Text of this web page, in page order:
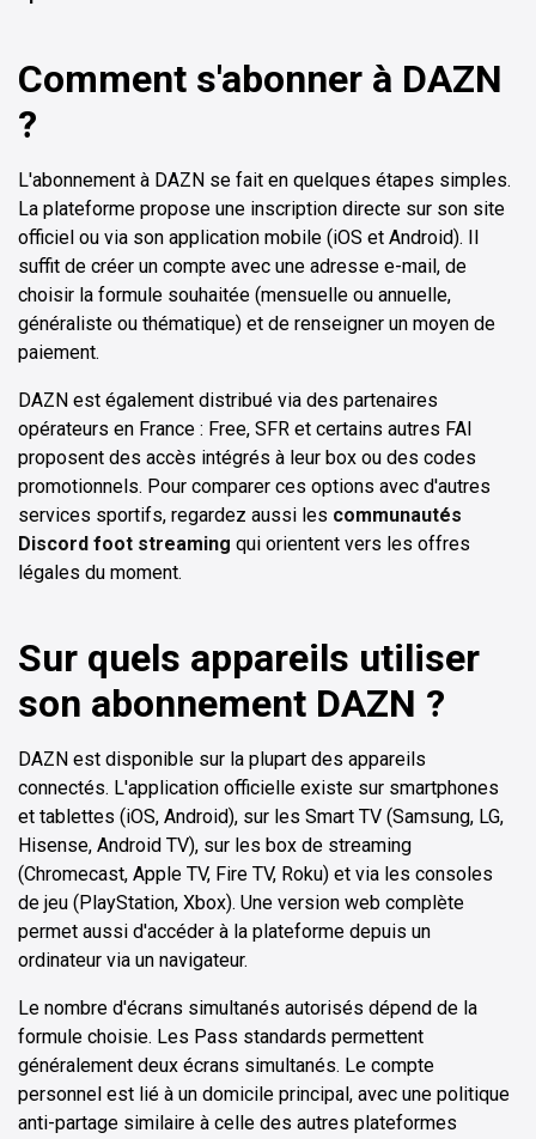
Comment s'abonner à DAZN
?
L'abonnement à DAZN se fait en quelques étapes simples.
La plateforme propose une inscription directe sur son site
officiel ou via son application mobile (iOS et Android). Il
suffit de créer un compte avec une adresse e-mail, de
choisir la formule souhaitée (mensuelle ou annuelle,
généraliste ou thématique) et de renseigner un moyen de
paiement.
DAZN est également distribué via des partenaires
opérateurs en France : Free, SFR et certains autres FAI
proposent des accès intégrés à leur box ou des codes
promotionnels. Pour comparer ces options avec d'autres
services sportifs, regardez aussi les communautés
Discord foot streaming qui orientent vers les offres
légales du moment.
Sur quels appareils utiliser
son abonnement DAZN ?
DAZN est disponible sur la plupart des appareils
connectés. L'application officielle existe sur smartphones
et tablettes (iOS, Android), sur les Smart TV (Samsung, LG,
Hisense, Android TV), sur les box de streaming
(Chromecast, Apple TV, Fire TV, Roku) et via les consoles
de jeu (PlayStation, Xbox). Une version web complète
permet aussi d'accéder à la plateforme depuis un
ordinateur via un navigateur.
Le nombre d'écrans simultanés autorisés dépend de la
formule choisie. Les Pass standards permettent
généralement deux écrans simultanés. Le compte
personnel est lié à un domicile principal, avec une politique
anti-partage similaire à celle des autres plateformes